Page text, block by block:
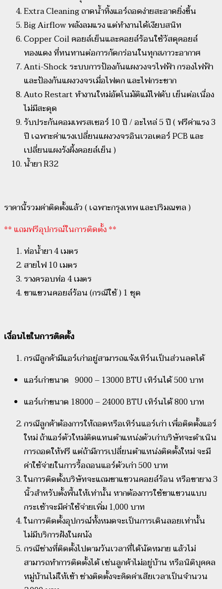
Extra Cleaning ถาดน้ำทิ้งแอร์ถอดง่ายสะอาดยิ่งขึ้น
Big Airflow พลังลมแรง แต่ทำงานได้เงียบสนิท
Copper Coil คอยล์เย็นและคอยล์ร้อนใช้วัสดุคอยล์
ทองแดง ที่ทนทานต่อการกัดกร่อนในทุกสภาวะอากาศ
Anti-Shock ระบบการป้องกันแผงวงจรไฟฟ้า กรองไฟฟ้า
และป้องกันแผงวงจรเมื่อไฟตก และไฟกระชาก
Auto Restart ทำงานใหม่อัตโนมัติแม้ไฟดับ เย็นต่อเนื่อง
ไม่มีสะดุด
รับประกันคอมเพรสเซอร์ 10 ปี / อะไหล่ 5 ปี ( ฟรีค่าแรง 3
ปี เฉพาะค่าแรงเปลี่ยนแผงวงจรอินเวอเตอร์ PCB และ
เปลี่ยนแผงรังผึ้งคอยล์เย็น )
น้ำยา R32
ราคานี้รวมค่าติดตั้งแล้ว ( เฉพาะกรุงเทพ และปริมณฑล )
** แถมฟรีอุปกรณ์ในการติดตั้ง **
ท่อน้ำยา 4 เมตร
สายไฟ 10 เมตร
รางครอบท่อ 4 เมตร
ขาแขวนคอยล์ร้อน (กรณีใช้ ) 1 ชุด
เงื่อนไขในการติดตั้ง
กรณีลูกค้ามีแอร์เก่าอยู่สามารถแจ้งเทิร์นเป็นส่วนลดได้
แอร์เก่าขนาด 9000 – 13000 BTU เทิร์นได้ 500 บาท
แอร์เก่าขนาด 18000 – 24000 BTU เทิร์นได้ 800 บาท
กรณีลูกค้าต้องการให้ถอดหรือเทิร์นแอร์เก่า เพื่อติดตั้งแอร์
ใหม่ ถ้าแอร์ตัวใหม่ติดแทนตำแหน่งตัวเก่าบริษัทจะดำเนิน
การถอดให้ฟรี แต่ถ้ามีการเปลี่ยนตำแหน่งติดตั้งใหม่ จะมี
ค่าใช้จ่ายในการรื้อถอนแอร์ตัวเก่า 500 บาท
ในการติดตั้งบริษัทจะแถมขาแขวนคอยล์ร้อน หรือขายาง 3
นิ้วสำหรับตั้งพื้นให้เท่านั้น หากต้องการใช้ขาแขวนแบบ
กระเช้าจะมีค่าใช้จ่ายเพิ่ม 1,000 บาท
ในการติดตั้งอุปกรณ์ทั้งหมดจะเป็นการเดินลอยเท่านั้น
ไม่มีบริการฝังในผนัง
กรณีช่างที่ติดตั้งไปตามวันเวลาที่ได้นัดหมาย แล้วไม่
สามารถทำการติดตั้งได้ เช่นลูกค้าไม่อยู่บ้าน หรือนิติบุคคล
หมู่บ้านไม่ให้เข้า ช่างติดตั้งจะคิดค่าเสียเวลาเป็นจำนวน